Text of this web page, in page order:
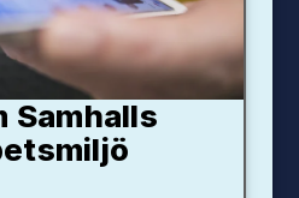
Samhalls